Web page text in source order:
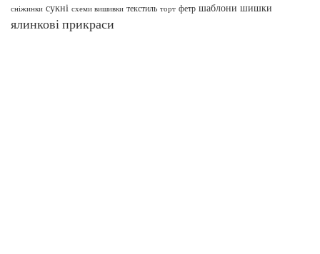
сніжинки сукні схеми вишивки текстиль торт фетр шаблони шишки
ялинкові прикраси